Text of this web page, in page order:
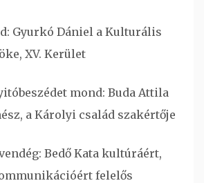
Gyurkó Dániel a Kulturális
XV. Kerület
mond: Buda Attila
a Károlyi család szakértője
Bedő Kata kultúráért,
felelős